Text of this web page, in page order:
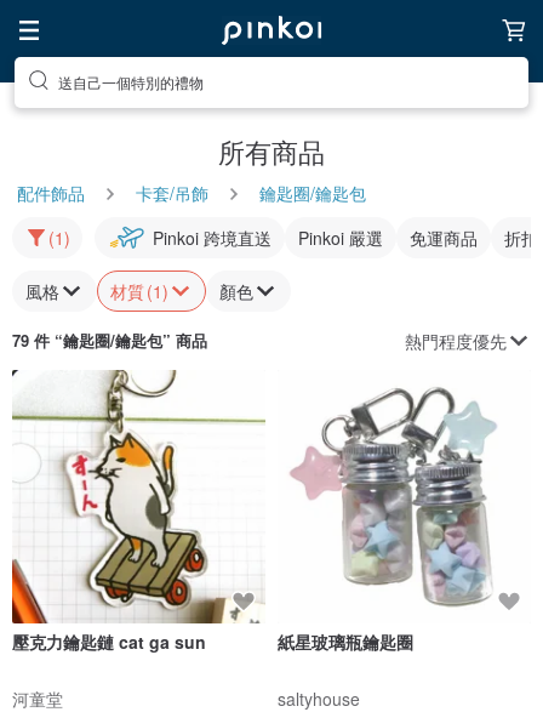
送自己一個特別的禮物
所有商品
配件飾品 卡套/吊飾
鑰匙圈/鑰匙包
(1)
Pinkoi 跨境直送 Pinkoi 嚴選 免運商品 折扣
風格 材質(1) 顏色
79 件 “鑰匙圈/鑰匙包” 商品 熱門程度優先
壓克力鑰匙鏈 cat ga sun
河童堂
紙星玻璃瓶鑰匙圈
saltyhouse